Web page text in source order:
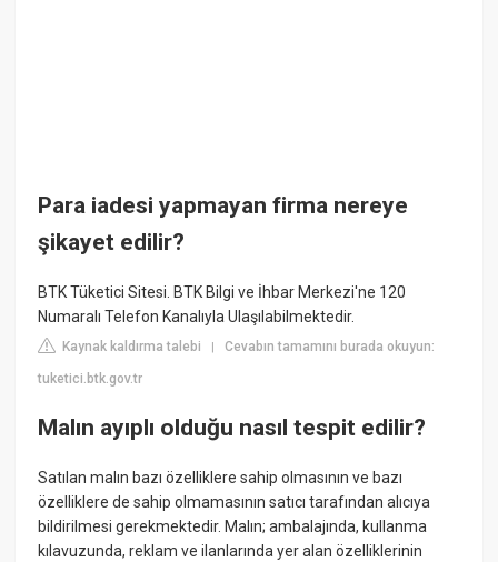
Para iadesi yapmayan firma nereye
şikayet edilir?
BTK Tüketici Sitesi. BTK Bilgi ve İhbar Merkezi'ne 120
Numaralı Telefon Kanalıyla Ulaşılabilmektedir.
Kaynak kaldırma talebi |Cevabın tamamını burada okuyun:
tuketici.btk.gov.tr
Malın ayıplı olduğu nasıl tespit edilir?
Satılan malın bazı özelliklere sahip olmasının ve bazı
özelliklere de sahip olmamasının satıcı tarafından alıcıya
bildirilmesi gerekmektedir. Malın; ambalajında, kullanma
kılavuzunda, reklam ve ilanlarında yer alan özelliklerinin